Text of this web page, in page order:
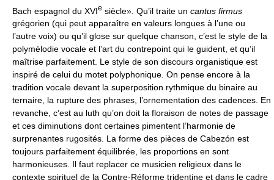
Bach espagnol du XVIe siècle». Qu’il traite un cantus firmus
grégorien (qui peut apparaître en valeurs longues à l’une ou
l’autre voix) ou qu’il glose sur quelque chanson, c’est le style de la
polymélodie vocale et l’art du contrepoint qui le guident, et qu’il
maîtrise parfaitement. Le style de son discours organistique est
inspiré de celui du motet polyphonique. On pense encore à la
tradition vocale devant la superposition rythmique du binaire au
ternaire, la rupture des phrases, l’ornementation des cadences. En
revanche, c’est au luth qu’on doit la floraison de notes de passage
et ces diminutions dont certaines pimentent l’harmonie de
surprenantes rugosités. La forme des pièces de Cabezón est
toujours parfaitement équilibrée, les proportions en sont
harmonieuses. Il faut replacer ce musicien religieux dans le
contexte spirituel de la Contre-Réforme tridentine et dans le cadre